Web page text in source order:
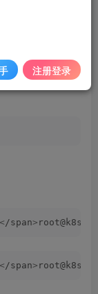
面的命令拉取
/span> root@k8s-
/span> root@k8s-
注册登录